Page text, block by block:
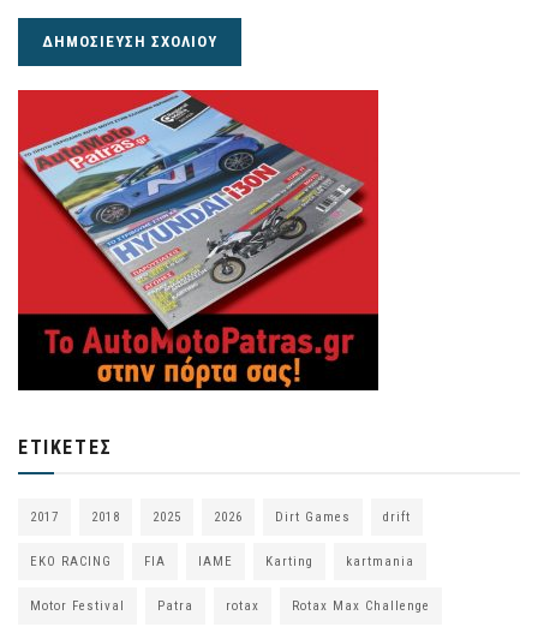
ΕΤΙΚΈΤΕΣ
2017 2018 2025 2026 Dirt Games drift
EKO RACING FIA IAME Karting kartmania
Motor Festival Patra rotax Rotax Max Challenge